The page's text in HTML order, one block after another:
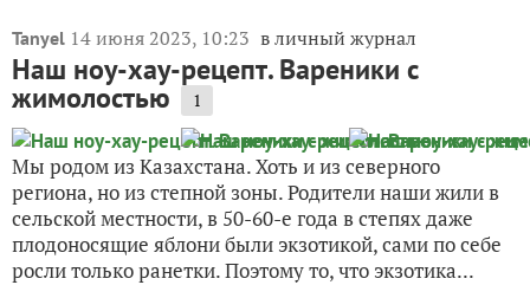
Tanyel 14 июня 2023, 10:23 в личный журнал
Наш ноу-хау-рецепт. Вареники с
жимолостью 1
Мы родом из Казахстана. Хоть и из северного
региона, но из степной зоны. Родители наши жили в
сельской местности, в 50-60-е года в степях даже
плодоносящие яблони были экзотикой, сами по себе
росли только ранетки. Поэтому то, что экзотика...